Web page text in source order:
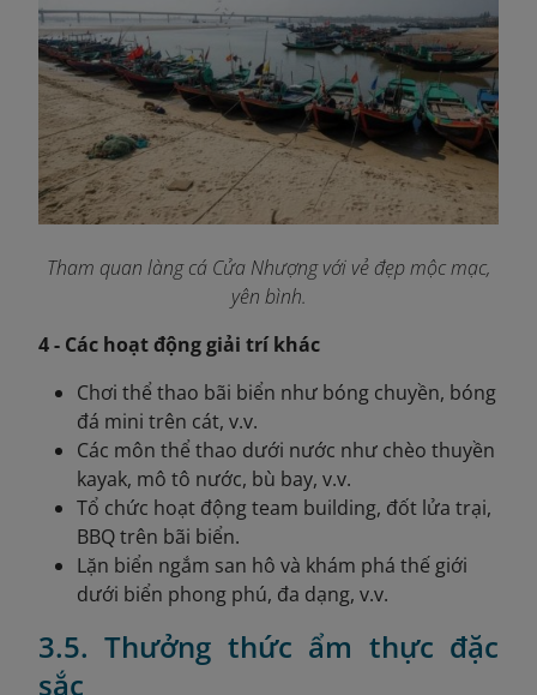
Tham quan làng cá Cửa Nhượng với vẻ đẹp mộc mạc,
yên bình.
4 - Các hoạt động giải trí khác
Chơi thể thao bãi biển như bóng chuyền, bóng
đá mini trên cát, v.v.
Các môn thể thao dưới nước như chèo thuyền
kayak, mô tô nước, bù bay, v.v.
Tổ chức hoạt động team building, đốt lửa trại,
BBQ trên bãi biển.
Lặn biển ngắm san hô và khám phá thế giới
dưới biển phong phú, đa dạng, v.v.
3.5. Thưởng thức ẩm thực đặc
sắc